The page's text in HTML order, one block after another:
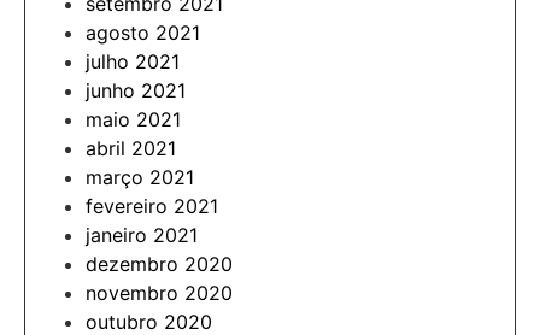
agosto 2021
julho 2021
junho 2021
maio 2021
abril 2021
março 2021
fevereiro 2021
janeiro 2021
dezembro 2020
novembro 2020
outubro 2020